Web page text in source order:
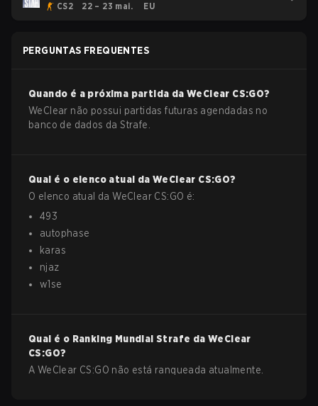
CS2 22 – 23 mai. EU
PERGUNTAS FREQUENTES
Quando é a próxima partida da WeClear CS:GO?
WeClear não possui partidas futuras agendadas no
banco de dados da Strafe.
Qual é o elenco atual da WeClear CS:GO?
O elenco atual daWeClear CS:GO é:
493
autophase
karas
njaz
w1se
Qual é o Ranking Mundial Strafe da WeClear
CS:GO?
A WeClear CS:GO não está ranqueada atualmente.